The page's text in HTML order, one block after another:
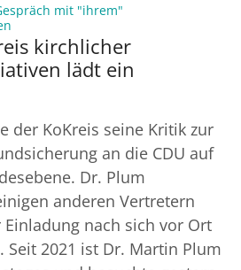
mit "ihrem"
kirchlicher
lädt ein
der KoKreis seine Kritik zur
an die CDU auf
Dr. Plum
anderen Vertretern
nach sich vor Ort
Seit 2021 ist Dr. Martin Plum